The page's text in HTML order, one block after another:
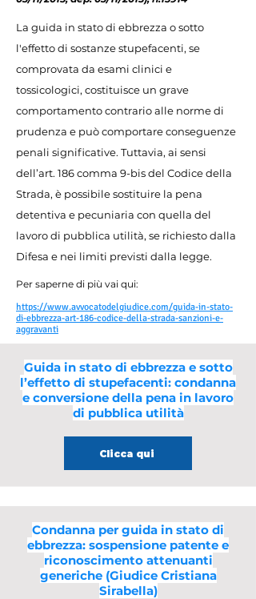
La guida in stato di ebbrezza o sotto
l'effetto di sostanze stupefacenti, se
comprovata da esami clinici e
tossicologici, costituisce un grave
comportamento contrario alle norme di
prudenza e può comportare conseguenze
penali significative. Tuttavia, ai sensi
dell’art. 186 comma 9-bis del Codice della
Strada, è possibile sostituire la pena
detentiva e pecuniaria con quella del
lavoro di pubblica utilità, se richiesto dalla
Difesa e nei limiti previsti dalla legge.
Per saperne di più vai qui:
https://www.avvocatodelgiudice.com/guida-in-stato-
di-ebbrezza-art-186-codice-della-strada-sanzioni-e-
aggravanti
Guida in stato di ebbrezza e sotto
l’effetto di stupefacenti: condanna
e conversione della pena in lavoro
di pubblica utilità
Clicca qui
Condanna per guida in stato di
ebbrezza: sospensione patente e
riconoscimento attenuanti
generiche (Giudice Cristiana
Sirabella)